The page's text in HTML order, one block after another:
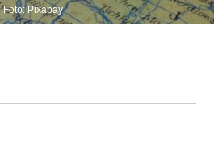
Foto: Pixabay